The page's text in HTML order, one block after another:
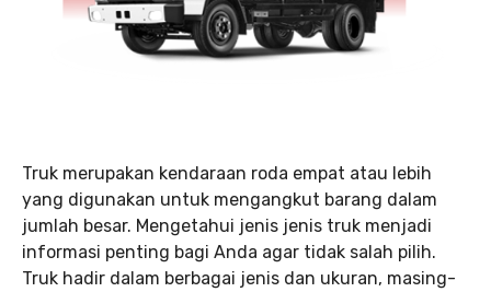
Truk merupakan kendaraan roda empat atau lebih
yang digunakan untuk mengangkut barang dalam
jumlah besar. Mengetahui jenis jenis truk menjadi
informasi penting bagi Anda agar tidak salah pilih.
Truk hadir dalam berbagai jenis dan ukuran, masing-